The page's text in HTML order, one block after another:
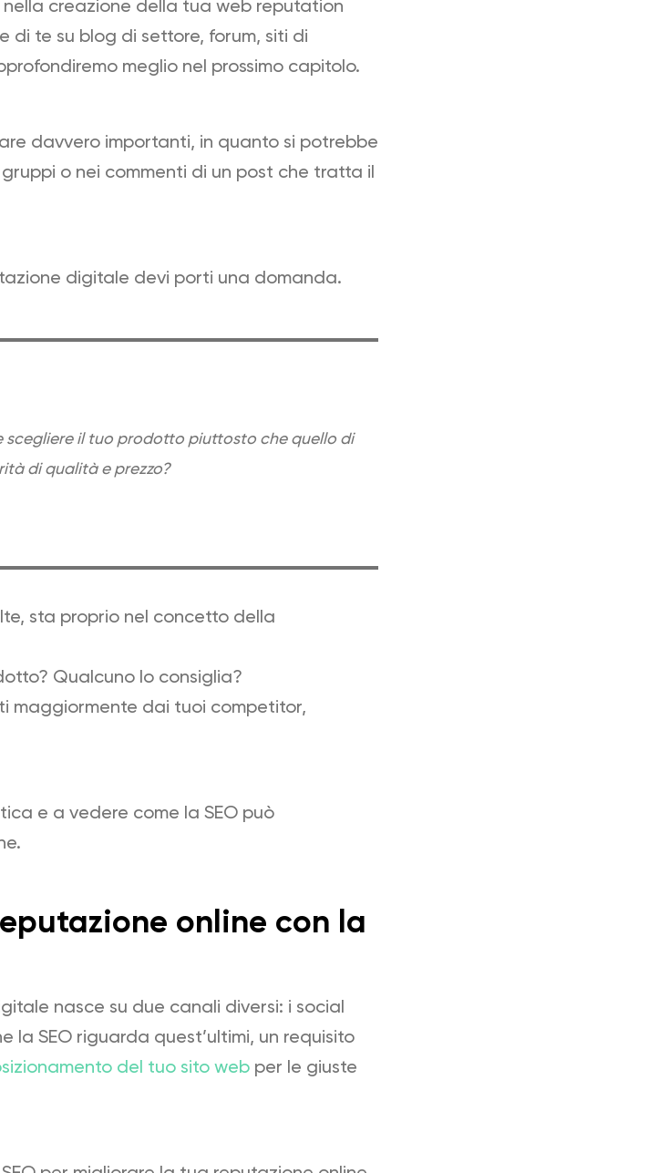
creazione della tua web reputation
di te su blog di settore, forum, siti di
meglio nel prossimo capitolo.
davvero importanti, in quanto si potrebbe
o nei commenti di un post che tratta il
digitale devi porti una domanda.
scegliere il tuo prodotto piuttosto che quello di
di qualità e prezzo?
sta proprio nel concetto della
Qualcuno lo consiglia?
maggiormente dai tuoi competitor,
e a vedere come la SEO può
online con la
nasce su due canali diversi: i social
la SEO riguarda quest’ultimi, un requisito
del tuo sito web per le giuste